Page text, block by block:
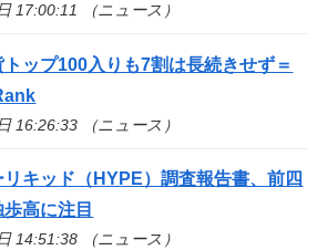
17:00:11 （ニュース）
ップ100入りも7割は長続きせず＝
16:26:33 （ニュース）
リキッド（HYPE）調査報告書、前四
高に注目
14:51:38 （ニュース）